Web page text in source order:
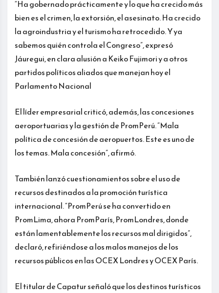
“Ha gobernado prácticamente y lo que ha crecido más
bien es el crimen, la extorsión, el asesinato. Ha crecido
la agroindustria y el turismo ha retrocedido. Y ya
sabemos quién controla el Congreso”, expresó
Jáuregui, en clara alusión a Keiko Fujimori y a otros
partidos políticos aliados que manejan hoy el
Parlamento Nacional
El líder empresarial criticó, además, las concesiones
aeroportuarias y la gestión de PromPerú. “Mala
política de concesión de aeropuertos. Este es uno de
los temas. Mala concesión”, afirmó.
También lanzó cuestionamientos sobre el uso de
recursos destinados a la promoción turística
internacional. “PromPerú se ha convertido en
PromLima, ahora PromParís, PromLondres, donde
están lamentablemente los recursos mal dirigidos”,
declaró, refiriéndose a los malos manejos de los
recursos públicos en las OCEX Londres y OCEX París.
El titular de Capatur señaló que los destinos turísticos